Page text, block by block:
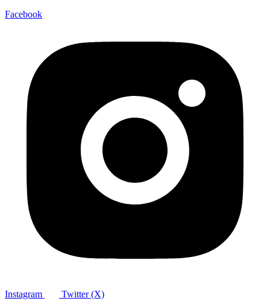
Facebook
Instagram Twitter (X)